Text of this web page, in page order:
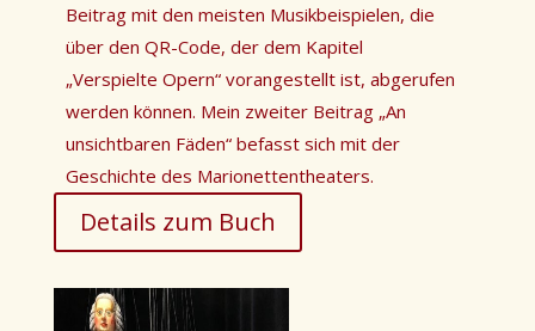
Beitrag mit den meisten Musikbeispielen, die
über den QR-Code, der dem Kapitel
„Verspielte Opern“ vorangestellt ist, abgerufen
werden können. Mein zweiter Beitrag „An
unsichtbaren Fäden“ befasst sich mit der
Geschichte des Marionettentheaters.
Details zum Buch